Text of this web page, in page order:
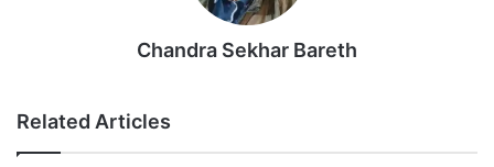
Chandra Sekhar Bareth
Related Articles